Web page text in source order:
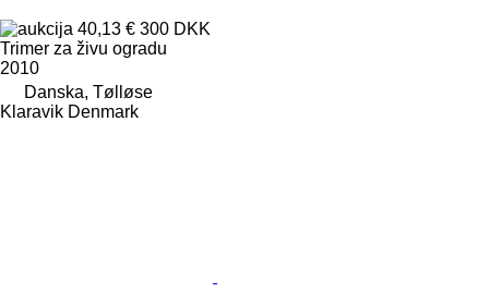
40,13 € 300 DKK
Trimer za živu ogradu
2010
Danska, Tølløse
Klaravik Denmark